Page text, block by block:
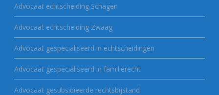
Advocaat echtscheiding Schagen
Advocaat echtscheiding Zwaag
Advocaat gespecialiseerd in echtscheidingen
Advocaat gespecialiseerd in familierecht
Advocaat gesubsidieerde rechtsbijstand